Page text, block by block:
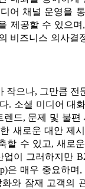
어 채널 운영을
제공할 수 있으
비즈니스 의사결
작으나, 그만큼 전
. 소셜 미디어 대
드, 문제 및 불편
새로운 대안 제
할 수 있고, 새로
이 그러하지만
은 매우 중요하
와 잠재 고객의